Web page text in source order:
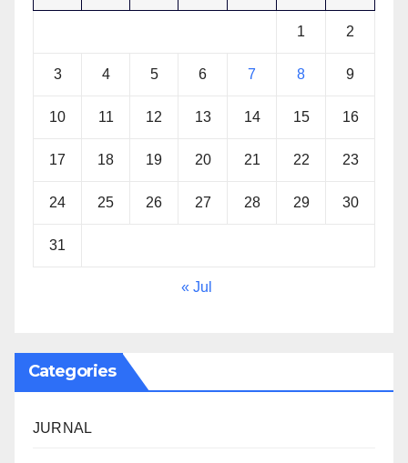
1 2
3 4 5 6 7 8 9
10 11 12 13 14 15 16
17 18 19 20 21 22 23
24 25 26 27 28 29 30
31
« Jul
Categories
JURNAL